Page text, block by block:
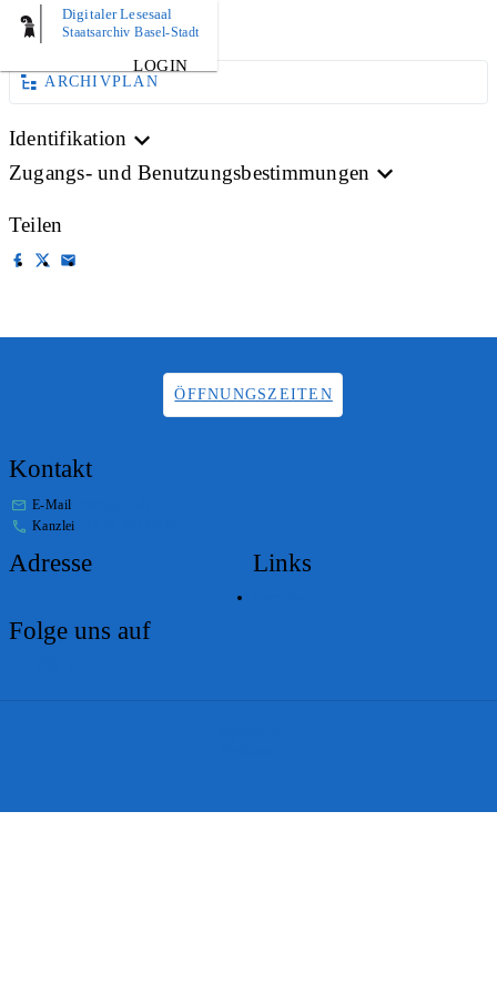
Digitaler Lesesaal
Staatsarchiv Basel-Stadt
LOGIN
BILD
ARCHIVPLAN
Identifikation
Zugangs- und Benutzungsbestimmungen
Teilen
ÖFFNUNGSZEITEN
Kontakt
E-Mail
Kanzlei
Adresse Links
Folge uns auf